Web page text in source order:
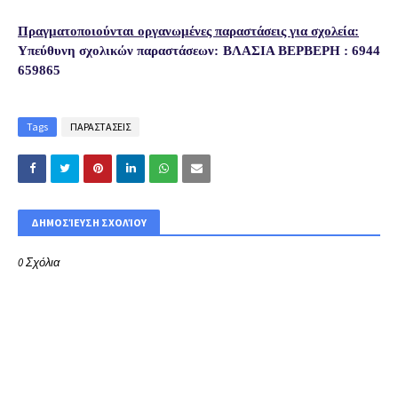
Πραγματοποιούνται οργανωμένες παραστάσεις για σχολεία:
Υπεύθυνη σχολικών παραστάσεων: ΒΛΑΣΙΑ ΒΕΡΒΕΡΗ : 6944
659865
Tags ΠΑΡΑΣΤΑΣΕΙΣ
ΔΗΜΟΣΊΕΥΣΗ ΣΧΟΛΊΟΥ
0 Σχόλια